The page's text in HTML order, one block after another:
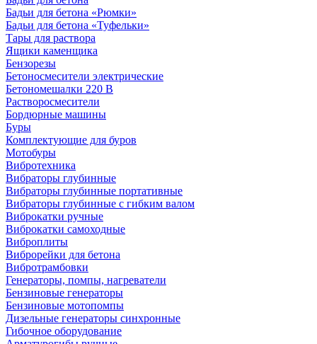
Бадьи для бетона «Рюмки»
Бадьи для бетона «Туфельки»
Тары для раствора
Ящики каменщика
Бензорезы
Бетоносмесители электрические
Бетономешалки 220 В
Растворосмесители
Бордюрные машины
Буры
Комплектующие для буров
Мотобуры
Вибротехника
Вибраторы глубинные
Вибраторы глубинные портативные
Вибраторы глубинные с гибким валом
Виброкатки ручные
Виброкатки самоходные
Виброплиты
Виброрейки для бетона
Вибротрамбовки
Генераторы, помпы, нагреватели
Бензиновые генераторы
Бензиновые мотопомпы
Дизельные генераторы синхронные
Гибочное оборудование